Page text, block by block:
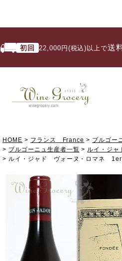
初回 22,000円(税込)以上で送料無
HOME フランス France
ブルゴ
ブルゴーニュ生産者一覧
ルイ・ジ
ルイ・ジャド ヴォーヌ・ロマネ